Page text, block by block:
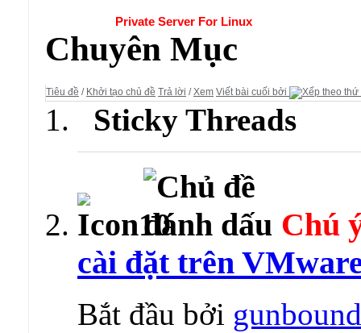
Private Server For Linux
Chuyên Mục
Tiêu đề / Khởi tạo chủ đề Trả lời /Xem Viết bài cuối bởi
Sticky Threads
Chú
cài đặt trên
Bắt đầu bởi